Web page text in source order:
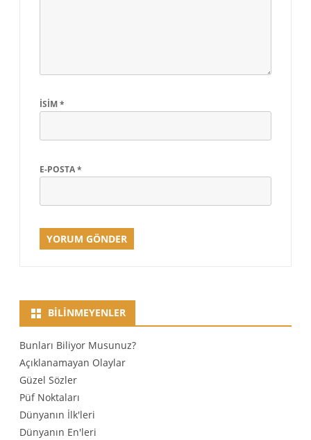
İSIM*
E-POSTA*
BILINMEYENLER
Bunları Biliyor Musunuz?
Açıklanamayan Olaylar
Güzel Sözler
Püf Noktaları
Dünyanın İlk'leri
Dünyanın En'leri